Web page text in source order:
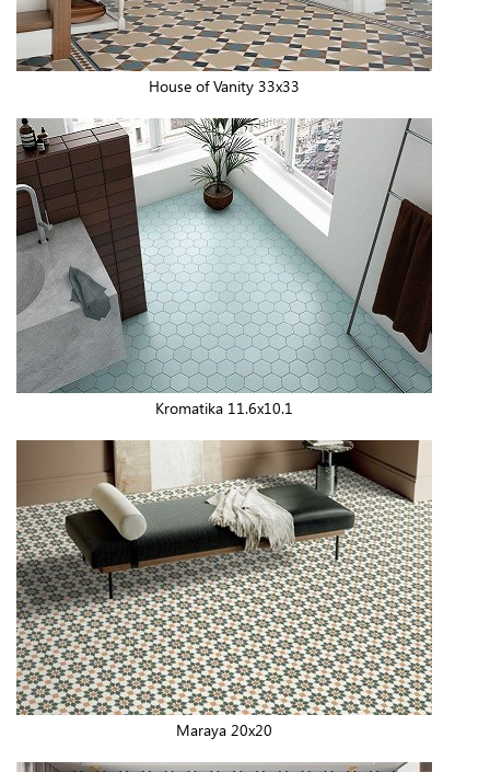
House of Vanity 33x33
Kromatika 11.6x10.1
Maraya 20x20